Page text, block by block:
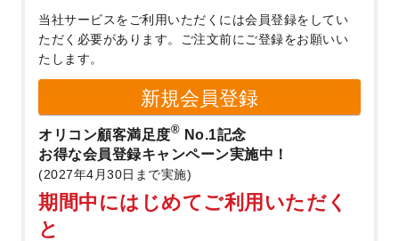
当社サービスをご利用いただくには会員登録をしてい
ただく必要があります。
ご注文前にご登録をお願いい
たします。
新規会員登録
オリコン顧客満足度® No.1記念
お得な会員登録キャンペーン実施中！
(2027年4月30日まで実施)
期間中にはじめてご利用いただく
と